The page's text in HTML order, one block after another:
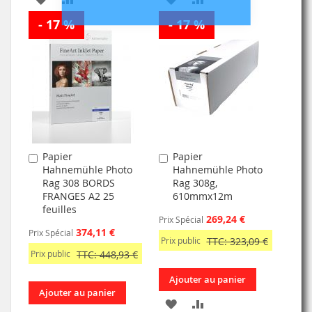
À
MA
LISTE
D’ENVIE
AU
COMPARATEUR
À
LISTE
D’ENVIE
AU
COMPARATEUR
- 17 %
Papier
Hahnemühle Photo
Rag 308 BORDS
FRANGES A2 25
feuilles
Prix Spécial 374,11 €
Prix public TTC: 448,93 €
Ajouter
au
panier
Ajouter au panier
- 17 %
Papier
Hahnemühle Photo
Rag 308g,
610mmx12m
Prix Spécial 269,24 €
Prix public TTC: 323,09 €
Ajouter
au
panier
Ajouter au panier
AJOUTER